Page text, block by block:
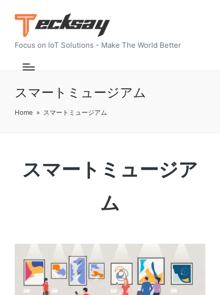
Focus on IoT Solutions - Make The World Better
スマートミュージアム
Home » スマートミュージアム
スマートミュージア
ム